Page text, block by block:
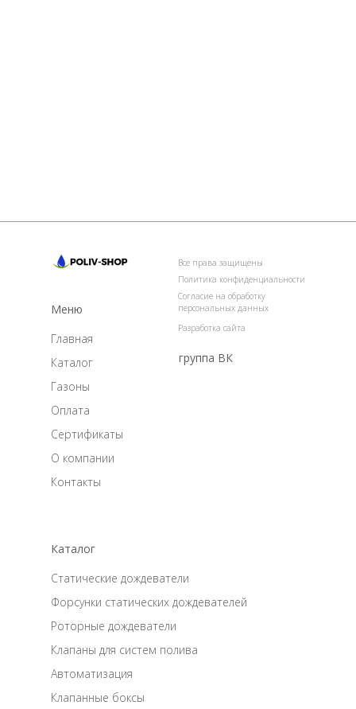
Главная
Все права защищены
Политика конфиденциальности
Разработка сайта
Согласие на обработку
персональных данных
Каталог
Газоны
Оплата
Сертификаты
О компании
Контакты
Статические дождеватели
Форсунки статических дождевателей
Роторные дождеватели
Клапаны для систем полива
Автоматизация
Клапанные боксы
Меню
Каталог
группа ВК